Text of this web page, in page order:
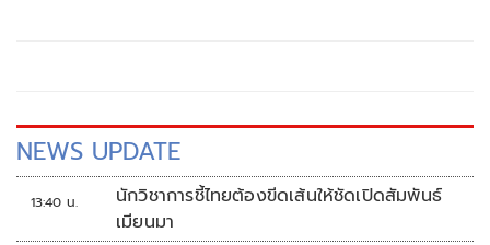
NEWS UPDATE
13:40 น.
นักวิชาการชี้ไทยต้องขีดเส้นให้ชัดเปิดสัมพันธ์
เมียนมา